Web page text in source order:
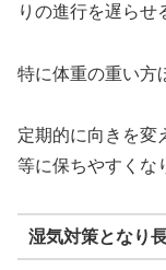
りの進行を遅らせ
特に体重の重い方
定期的に向きを変
等に保ちやすくな
湿気対策となり